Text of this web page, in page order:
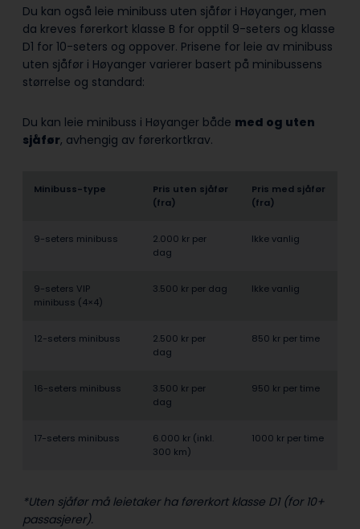
Du kan også leie minibuss uten sjåfør i Høyanger, men
da kreves førerkort klasse B for opptil 9-seters og klasse
D1 for 10-seters og oppover. Prisene for leie av minibuss
uten sjåfør i Høyanger varierer basert på minibussens
størrelse og standard:
Du kan leie minibuss i Høyanger både med og uten
sjåfør, avhengig av førerkortkrav.
Minibuss-type
Pris uten sjåfør
(fra)
Pris med sjåfør
(fra)
9-seters minibuss
2.000 kr per
dag
Ikke vanlig
9-seters VIP
minibuss (4×4)
3.500 kr per dag Ikke vanlig
12-seters minibuss
2.500 kr per
dag
850 kr per time
16-seters minibuss
3.500 kr per
dag
950 kr per time
17-seters minibuss
6.000 kr (inkl.
300 km)
1000 kr per time
*Uten sjåfør må leietaker ha førerkort klasse D1 (for 10+
passasjerer).